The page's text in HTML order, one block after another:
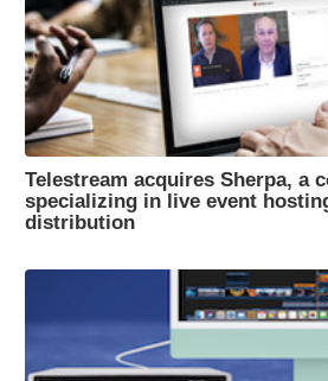
Telestream acquires Sherpa, a
specializing in live event
distribution